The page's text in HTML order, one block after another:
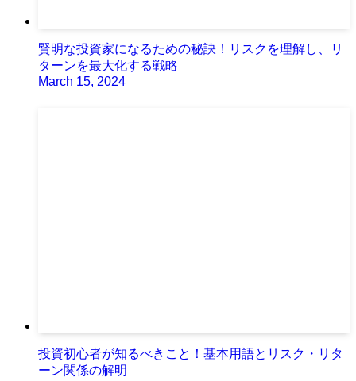
賢明な投資家になるための秘訣！リスクを理解し、リ
ターンを最大化する戦略
March 15, 2024
投資初心者が知るべきこと！基本用語とリスク・リタ
ーン関係の解明